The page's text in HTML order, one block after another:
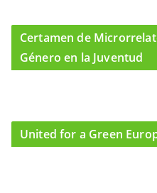
Certamen de
Género en la Juventud
United for a Green